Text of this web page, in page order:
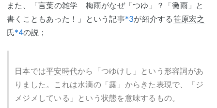
また、「言葉の雑学 梅雨がなぜ「つゆ」？「黴雨」と
書くこともあった！」という記事*3が紹介する笹原宏之
氏*4の説；
日本では平安時代から「つゆけし」という形容詞があ
りました。これは水滴の「露」からきた表現で、「ジ
メジメしている」という状態を意味するもの。